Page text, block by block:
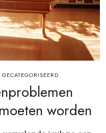
worden